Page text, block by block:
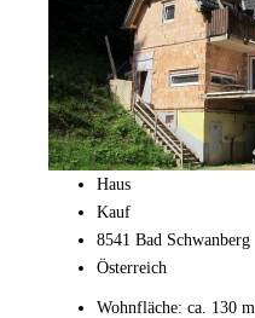
Haus
Kauf
8541 Bad Schwanberg
Österreich
Wohnfläche: ca. 130